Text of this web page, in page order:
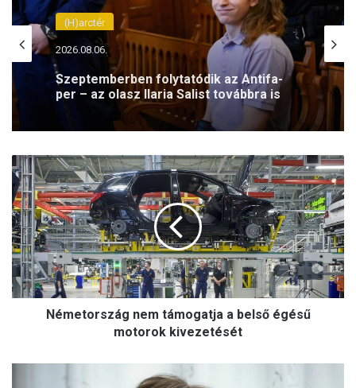
(H)arctér
2026.08.06.
Szeptemberben folytatódik az Antifa-
per – az olasz Ilaria Salist továbbra is
mentelmi jog védi
N
é
m
e
t
o
r
s
z
e
Németország nem támogatja a belső égésű
motorok kivezetését